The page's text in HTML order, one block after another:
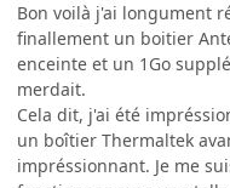
Bon voilà j'ai longument
finallement un boitier
enceinte et un 1Go
merdait.
Cela dit, j'ai été
un boîtier Thermaltek
impréssionnant. Je me